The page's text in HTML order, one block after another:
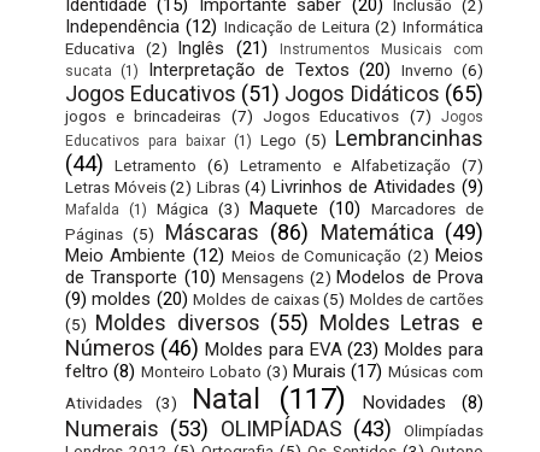
Identidade (15) Importante saber (20) Inclusão (2)
Independência (12) Indicação de Leitura (2) Informática
Educativa
(2) Inglês (21)
Instrumentos Musicais com
sucata
(1) Interpretação de Textos (20) Inverno (6)
Jogos Educativos (51) Jogos Didáticos (65)
jogos e brincadeiras (7) Jogos Educativos (7)
Jogos
Educativos para baixar (1) Lego (5) Lembrancinhas
(44)
Letramento (6) Letramento e Alfabetização
(7)
Letras Móveis (2) Libras (4) Livrinhos de Atividades (9)
Mafalda (1) Mágica (3) Maquete (10)
Marcadores de
Páginas (5) Máscaras (86) Matemática (49)
Meio Ambiente (12) Meios de Comunicação (2) Meios
de Transporte (10) Mensagens (2) Modelos de Prova
(9) moldes (20) Moldes de caixas (5) Moldes de cartões
(5) Moldes diversos (55) Moldes Letras e
Números (46) Moldes para EVA (23) Moldes para
feltro (8) Monteiro Lobato (3) Murais (17) Músicas com
Atividades
(3) Natal (117) Novidades (8)
Numerais (53) OLIMPÍADAS (43)
Olimpíadas